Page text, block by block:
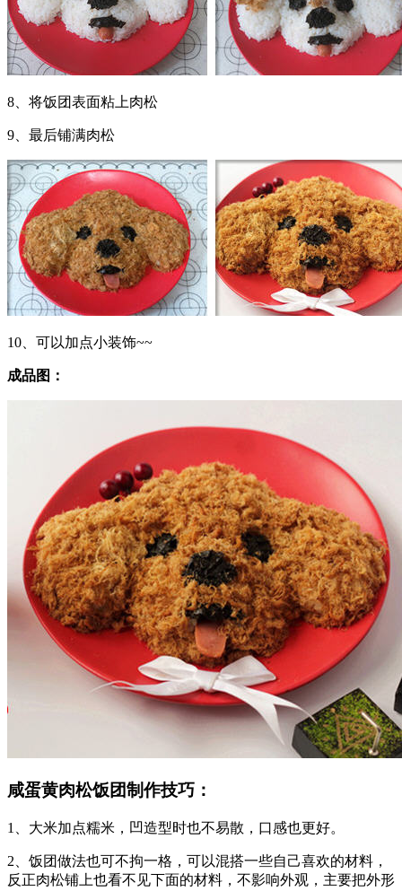
8、将饭团表面粘上肉松
9、最后铺满肉松
10、可以加点小装饰~~
成品图：
咸蛋黄肉松饭团制作技巧：
1、大米加点糯米，凹造型时也不易散，口感也更好。
2、饭团做法也可不拘一格，可以混搭一些自己喜欢的材料，
反正肉松铺上也看不见下面的材料，不影响外观，主要把外形